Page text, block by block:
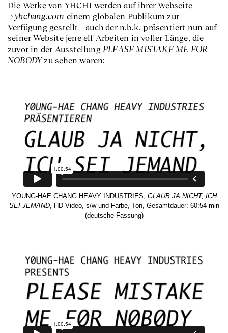
Die Werke von YHCHI werden auf ihrer Webseite
yhchang.com einem globalen Publikum zur
Verfügung gestellt – auch der n.b.k. präsentiert nun auf
seiner Website jene elf Arbeiten in voller Länge, die
zuvor in der Ausstellung PLEASE MISTAKE ME FOR
NOBODYzu sehen waren:
YOUNG-HAE CHANG HEAVY INDUSTRIES, GLAUB JA NICHT, ICH
SEI JEMAND, HD-Video, s/w und Farbe, Ton, Gesamtdauer: 60:54 min
(deutsche Fassung)